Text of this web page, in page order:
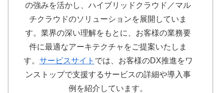
の強みを活かし、ハイブリッドクラウド／マル
チクラウドのソリューションを展開していま
す。業界の深い理解をもとに、お客様の業務要
件に最適なアーキテクチャをご提案いたしま
す。 サービスサイト では、お客様のDX推進をワ
ンストップで支援するサービスの詳細や導入事
例を紹介しています。